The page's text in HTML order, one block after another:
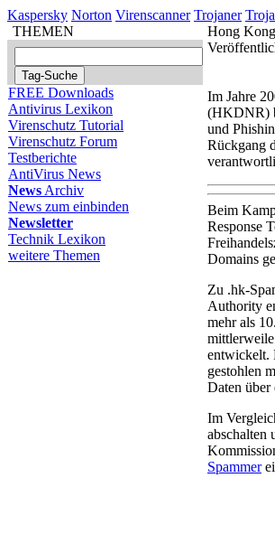
Kaspersky Norton Virenscanner Trojaner
THEMEN
FREE Downloads
Antivirus Lexikon
Virenschutz Tutorial
Virenschutz Forum
Testberichte
AntiVirus News
News Archiv
News zum einbinden
Newsletter
Technik Lexikon
weitere Themen
Hong
Im Jahre
(HKDNR)
und
Rückgang
Beim
Response
Domains
Zu .hk-
Authority
mehr als
entwickelt.
gestohlen
Daten über
Im
abschalten
Spammer